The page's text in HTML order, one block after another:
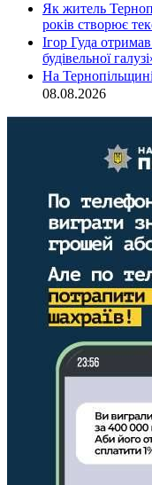
Як житель
років створює
Ігор Гуда
будівельної
На
08.08.2026